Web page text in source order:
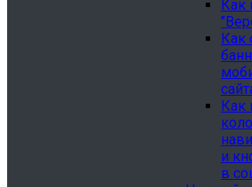
Как
Как
Как
и
в